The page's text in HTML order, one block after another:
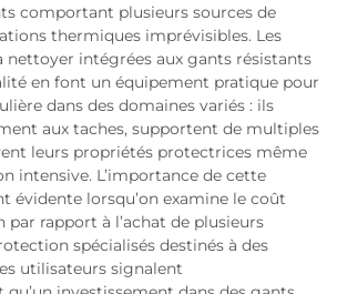
comportant plusieurs sources de
thermiques imprévisibles. Les
nettoyer intégrées aux gants résistants
en font un équipement pratique pour
dans des domaines variés : ils
aux taches, supportent de multiples
leurs propriétés protectrices même
intensive. L’importance de cette
évidente lorsqu’on examine le coût
par rapport à l’achat de plusieurs
spécialisés destinés à des
utilisateurs signalent